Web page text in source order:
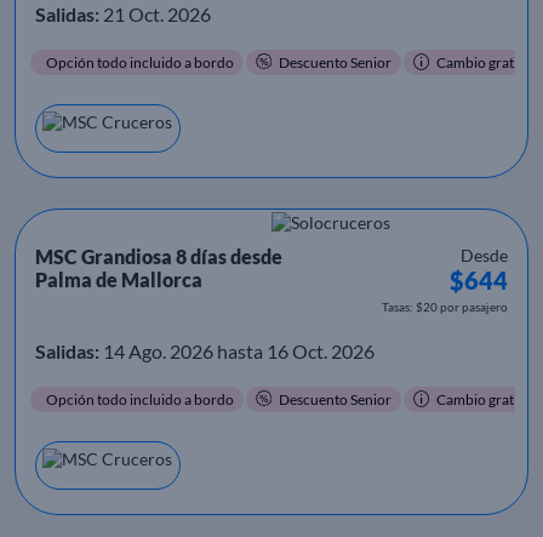
Salidas: 21 Oct. 2026
Opción todo incluido a bordo Descuento Senior Cambio gratis
MSC Grandiosa 8 días desde
Palma de Mallorca
Desde
$644
Tasas: $20 por pasajero
Salidas: 14 Ago. 2026 hasta 16 Oct. 2026
Opción todo incluido a bordo Descuento Senior Cambio gratis